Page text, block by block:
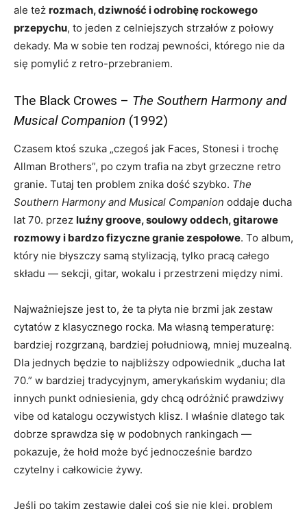
ale też rozmach, dziwność i odrobinę rockowego
przepychu, to jeden z celniejszych strzałów z połowy
dekady. Ma w sobie ten rodzaj pewności, którego nie da
się pomylić z retro-przebraniem.
The Black Crowes – The Southern Harmony and
Musical Companion (1992)
Czasem ktoś szuka „czegoś jak Faces, Stonesi i trochę
Allman Brothers”, po czym trafia na zbyt grzeczne retro
granie. Tutaj ten problem znika dość szybko. The
Southern Harmony and Musical Companion oddaje ducha
lat 70. przez luźny groove, soulowy oddech, gitarowe
rozmowy i bardzo fizyczne granie zespołowe. To album,
który nie błyszczy samą stylizacją, tylko pracą całego
składu — sekcji, gitar, wokalu i przestrzeni między nimi.
Najważniejsze jest to, że ta płyta nie brzmi jak zestaw
cytatów z klasycznego rocka. Ma własną temperaturę:
bardziej rozgrzaną, bardziej południową, mniej muzealną.
Dla jednych będzie to najbliższy odpowiednik „ducha lat
70.” w bardziej tradycyjnym, amerykańskim wydaniu; dla
innych punkt odniesienia, gdy chcą odróżnić prawdziwy
vibe od katalogu oczywistych klisz. I właśnie dlatego tak
dobrze sprawdza się w podobnych rankingach —
pokazuje, że hołd może być jednocześnie bardzo
czytelny i całkowicie żywy.
Jeśli po takim zestawie dalej coś się nie klei, problem